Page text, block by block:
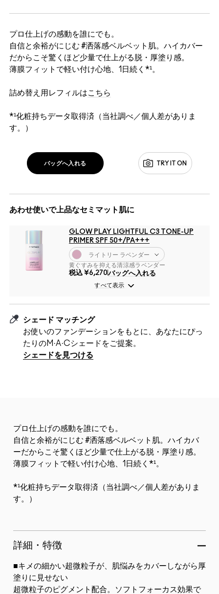
プロ仕上げの感動を誰にでも。
自信と余裕がにじむ #洒落感ベルベット肌。ハイカバー
だからこそ驚くほど少量で仕上がる脱・厚塗り感。
薄膜フィットで軽い付け心地、1日続く*¹。
詰め替え用レフィルはこちら
*¹化粧持ちデータ取得済（当社調べ／個人差がありま
す。）
あわせ使いで上品なセミマット肌に
GLOW PLAY LIGHTFUL C3 TONE-UP
PRIMER SPF 50+/PA+++
ライトリー ラベンダー
黄ぐすみを抑える清涼感ラベンダー
税込 ¥6,270バッグへ入れる
すべて表示
シェード マッチング
お使いのファンデーションをもとに、あなたにぴっ
たりのM·A·Cシェードをご提案。
シェードを見つける
TRY IT ON
バッグへ入れる
プロ仕上げの感動を誰にでも。
自信と余裕がにじむ #洒落感ベルベット肌。ハイカバ
ーだからこそ驚くほど少量で仕上がる脱・厚塗り感。
薄膜フィットで軽い付け心地、1日続く*¹。
*¹化粧持ちデータ取得済（当社調べ／個人差がありま
す。）
詳細・特徴
■キメの細かい超微粒子が、肌悩みをカバーしながら厚
塗りに見せない
超微粒子のピグメント配合。ソフトフォーカス効果で